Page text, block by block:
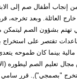
إنجاب أطفال صم إلى
العائلة. وبعد تخرجه،
تهتم بشؤون الصم
تقتصر على استخراج
بينما كان طموحه
"بصمجي"),. قرر سامي